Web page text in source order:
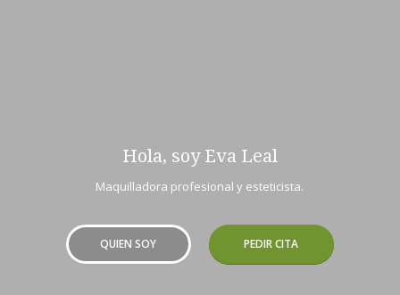
Hola, soy Eva Leal
Maquilladora profesional y esteticista.
QUIEN SOY PEDIR CITA